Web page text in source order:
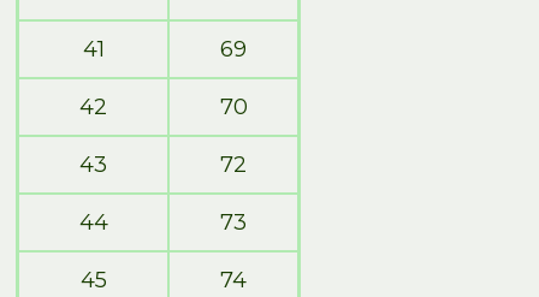
41 69
42 70
43 72
44 73
45 74